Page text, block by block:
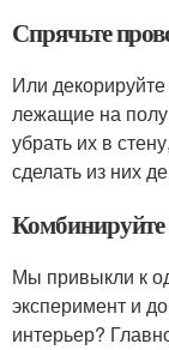
Спрячьте
Или
лежащие на полу
убрать их в
сделать из них
Мы привыкли к
эксперимент и
интерьер?